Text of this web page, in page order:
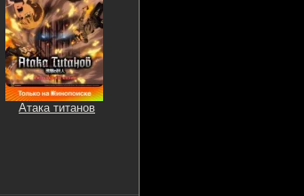
Атака титанов